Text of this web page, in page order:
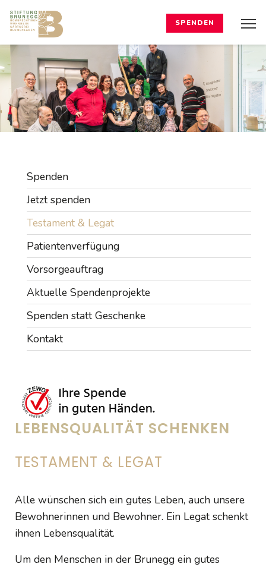
SPENDEN
Spenden
Jetzt spenden
Testament & Legat
Patientenverfügung
Vorsorgeauftrag
Aktuelle Spendenprojekte
Spenden statt Geschenke
Kontakt
LEBENSQUALITÄT SCHENKEN
TESTAMENT & LEGAT
Alle wünschen sich ein gutes Leben, auch unsere
Bewohnerinnen und Bewohner. Ein Legat schenkt
ihnen Lebensqualität.
Um den Menschen in der Brunegg ein gutes